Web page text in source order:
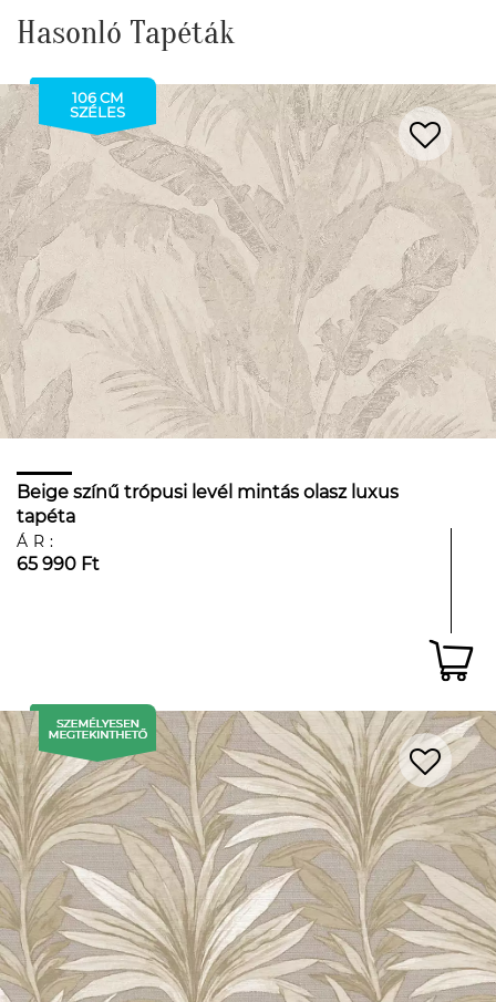
Hasonló Tapéták
106 CM
SZÉLES
Beige színű trópusi levél mintás olasz luxus
tapéta
ÁR:
65 990 Ft